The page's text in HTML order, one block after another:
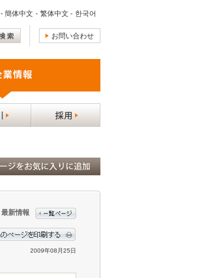
- 簡体中文 - 繁体中文 - 한국어
お問い合わせ
最新情報
2009年08月25日